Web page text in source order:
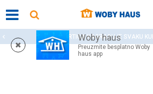
Woby haus
Preuzmite besplatno Woby
haus app
WOBY KARTICA NAGRAĐUJE SVAKU